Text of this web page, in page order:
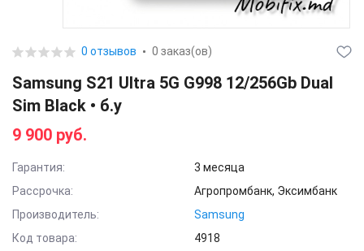
0 отзывов 0 заказ(ов)
Samsung S21 Ultra 5G G998 12/256Gb Dual
Sim Black • б.у
9 900 руб.
Гарантия:
3 месяца
Рассрочка:
Агропромбанк, Эксимбанк
Производитель:
Samsung
Код товара:
4918